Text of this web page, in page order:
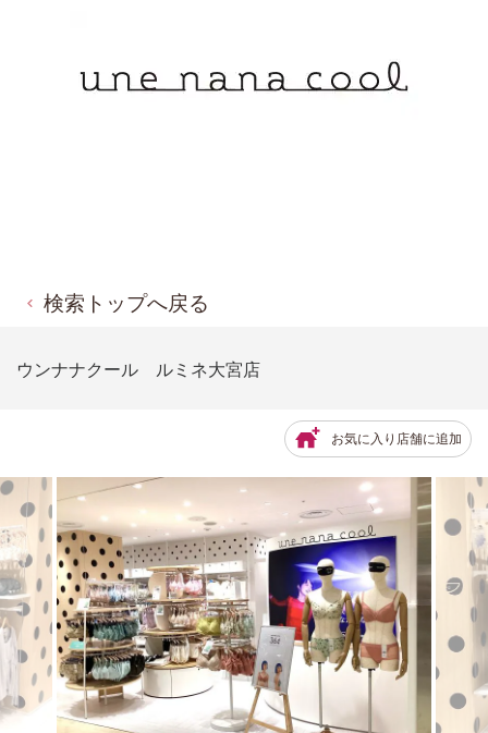
検索トップへ戻る
ウンナナクール ルミネ大宮店
お気に入り店舗に追加